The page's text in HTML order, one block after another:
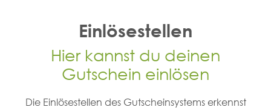
Einlösestellen
Hier kannst du deinen
Gutschein einlösen
Die Einlösestellen des Gutscheinsystems erkennst